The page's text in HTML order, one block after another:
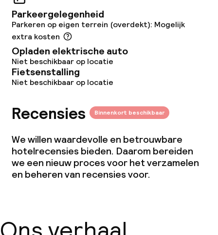
Parkeergelegenheid
Parkeren op eigen terrein (overdekt): Mogelijk
extra kosten
Opladen elektrische auto
Niet beschikbaar op locatie
Fietsenstalling
Niet beschikbaar op locatie
Recensies Binnenkort beschikbaar
We willen waardevolle en betrouwbare
hotelrecensies bieden. Daarom bereiden
we een nieuw proces voor het verzamelen
en beheren van recensies voor.